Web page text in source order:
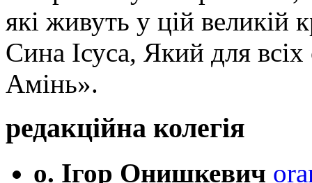
які живуть у цій великій
Сина Ісуса, Який для
Амінь».
редакційна колегія
о. Ігор Онишкевич